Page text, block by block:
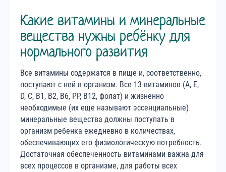
Какие витамины и минеральные
вещества нужны ребёнку для
нормального развития
Все витамины содержатся в пище и, соответственно,
поступают с ней в организм. Все 13 витаминов (А, Е,
D, С, В1, В2, В6, РР, В12, фолат) и жизненно
необходимые (их еще называют эссенциальные)
минеральные вещества должны поступать в
организм ребенка ежедневно в количествах,
обеспечивающих его физиологическую потребность.
Достаточная обеспеченность витаминами важна для
всех процессов в организме, для работы всех